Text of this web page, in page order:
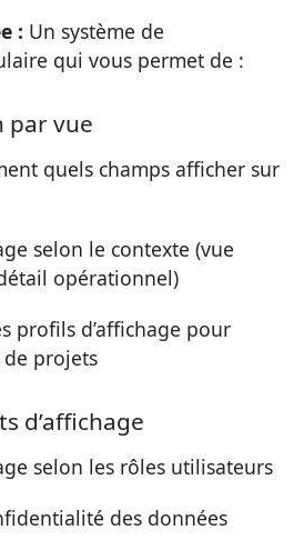
: Un système de
qui vous permet de :
par vue
quels champs afficher sur
selon le contexte (vue
opérationnel)
profils d’affichage pour
projets
d’affichage
selon les rôles utilisateurs
des données